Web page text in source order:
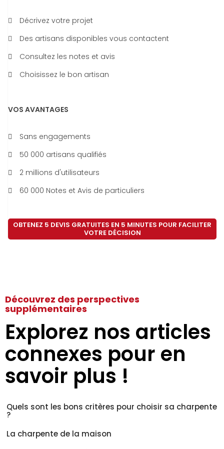
Décrivez votre projet
Des artisans disponibles vous contactent
Consultez les notes et avis
Choisissez le bon artisan
VOS AVANTAGES
Sans engagements
50 000 artisans qualifiés
2 millions d'utilisateurs
60 000 Notes et Avis de particuliers
OBTENEZ 5 DEVIS GRATUITES EN 5 MINUTES POUR FACILITER
VOTRE DÉCISION
Découvrez des perspectives
supplémentaires
Explorez nos articles
connexes pour en
savoir plus !
Quels sont les bons critères pour choisir sa charpente
?
La charpente de la maison